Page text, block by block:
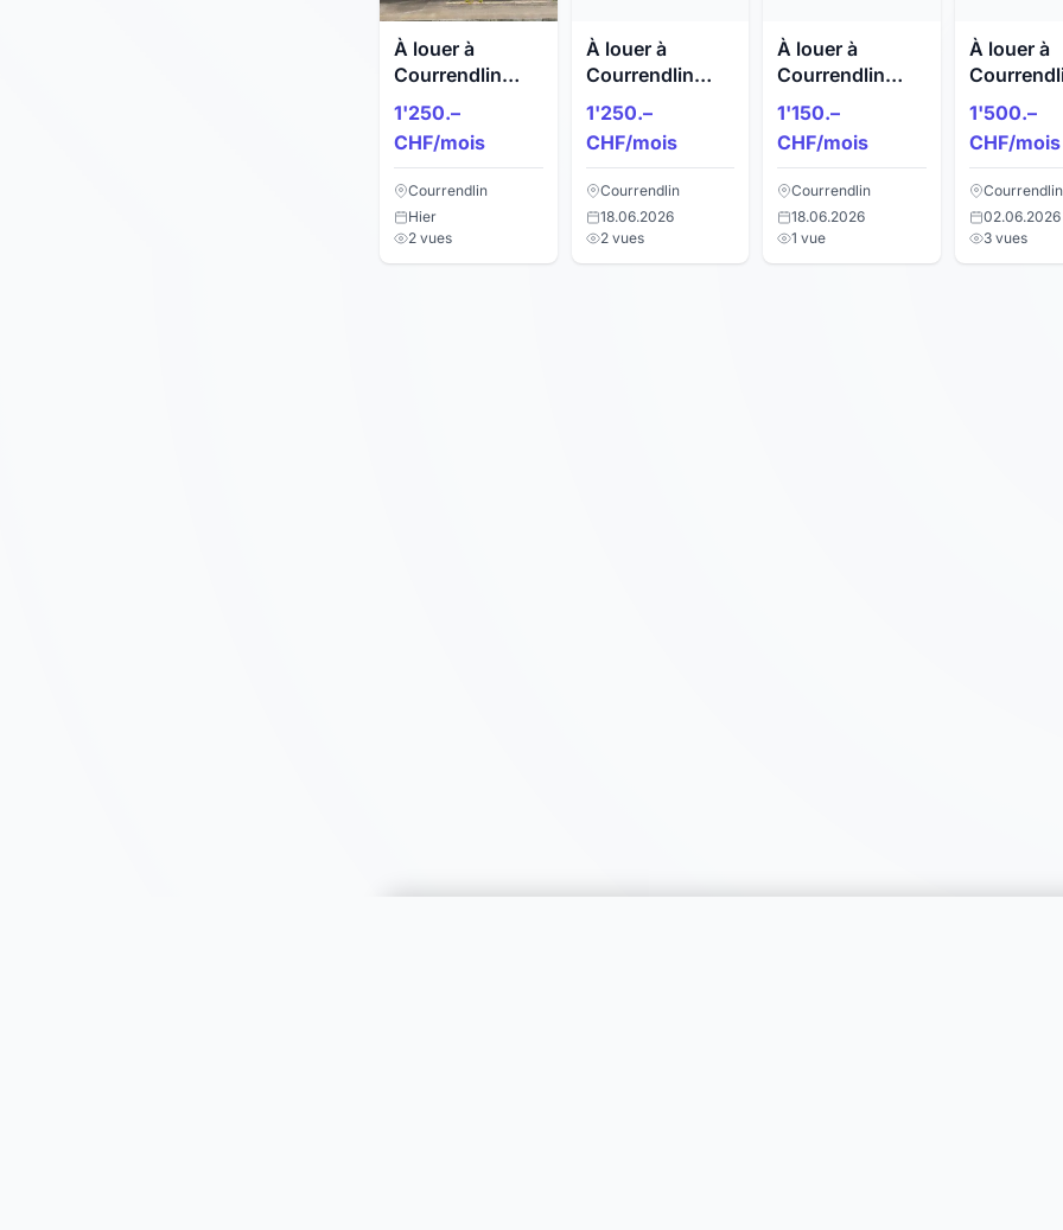
À louer à
Courrendlin
appartement au
1er étage de 4.5
pièces
1'250.–
CHF/mois
Courrendlin
Hier
2 vues
À louer à
Courrendlin
appartement de
4.5 pièces au
3ème étage
1'250.–
CHF/mois
Courrendlin
18.06.2026
2 vues
À louer à
Courrendlin
appartement à
plain-pied de
3.5 pièces
1'150.–
CHF/mois
Courrendlin
18.06.2026
1 vue
À louer à
plain-
4.5 pièces
1'500.–
CHF/mois
Courrendlin
02.06.2026
3 vues